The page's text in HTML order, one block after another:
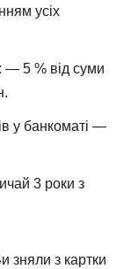
усіх
— 5 % від суми
у банкоматі —
3 роки з
зняли з картки